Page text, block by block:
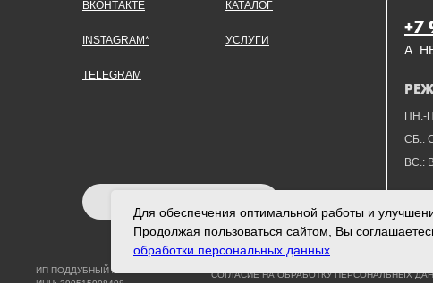
TELEGRAM
INSTAGRAM*
ВКОНТАКТЕ
ВС.:
СБ.:
ПН.-
А.
УСЛУГИ
+7
КАТАЛОГ
СОГЛАСИЕ НА ОБРАБОТКУ ПЕРСОНАЛЬНЫХ
ИП ПОДДУБНЫЙ А.Г.
Для обеспечения оптимальной работы и
Продолжая пользоваться сайтом, Вы
обработки персональных данных